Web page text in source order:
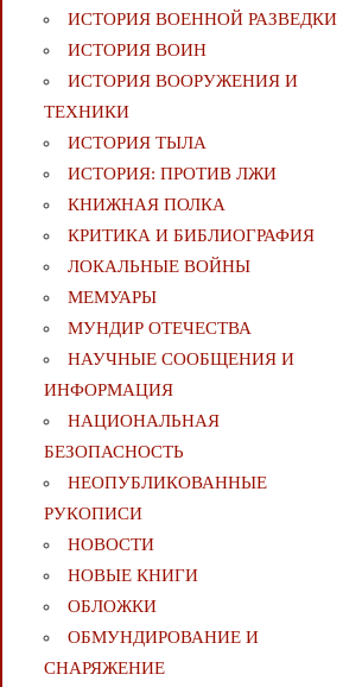
ИСТОРИЯ ВОЕННОЙ РАЗВЕДКИ
ИСТОРИЯ ВОИН
ИСТОРИЯ ВООРУЖЕНИЯ И
ТЕХНИКИ
ИСТОРИЯ ТЫЛА
ИСТОРИЯ: ПРОТИВ ЛЖИ
КНИЖНАЯ ПОЛКА
КРИТИКА И БИБЛИОГРАФИЯ
ЛОКАЛЬНЫЕ ВОЙНЫ
МЕМУАРЫ
МУНДИР ОТЕЧЕСТВА
НАУЧНЫЕ СООБЩЕНИЯ И
ИНФОРМАЦИЯ
НАЦИОНАЛЬНАЯ
БЕЗОПАСНОСТЬ
НЕОПУБЛИКОВАННЫЕ
РУКОПИСИ
НОВОСТИ
НОВЫЕ КНИГИ
ОБЛОЖКИ
ОБМУНДИРОВАНИЕ И
СНАРЯЖЕНИЕ